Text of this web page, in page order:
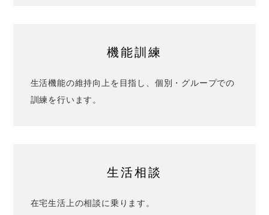
機能訓練
生活機能の維持向上を目指し、個別・グループでの
訓練を行います。
生活相談
在宅生活上の相談に乗ります。